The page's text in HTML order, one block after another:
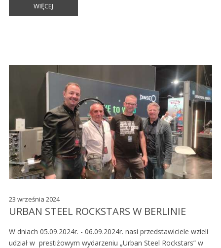
WIĘCEJ
23 września 2024
URBAN STEEL ROCKSTARS W BERLINIE
W dniach 05.09.2024r. - 06.09.2024r. nasi przedstawiciele wzieli
udział w prestiżowym wydarzeniu „Urban Steel Rockstars” w